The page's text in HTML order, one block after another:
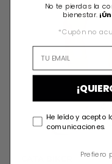
No te pierdas la
bienestar.
*Cupón no
He leído y acepto
comunicaciones.
Prefiero